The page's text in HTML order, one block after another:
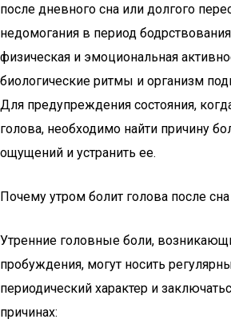
после дневного сна или долгого
недомогания в период
физическая и эмоциональная
биологические ритмы и организм
Для предупреждения состояния,
голова, необходимо найти причину
ощущений и устранить ее.
Почему утром болит голова после сна
Утренние головные боли,
пробуждения, могут носить
периодический характер и
причинах: